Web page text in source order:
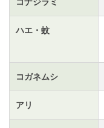
ハエ・蚊
コガネムシ
アリ